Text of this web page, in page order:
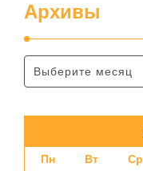
Архивы
Пн Вт Ср